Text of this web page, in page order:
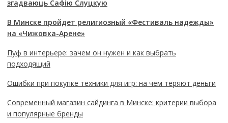
згадваюць Сафію Слуцкую
В Минске пройдет религиозный «Фестиваль надежды»
на «Чижовка-Арене»
Пуф в интерьере: зачем он нужен и как выбрать
подходящий
Ошибки при покупке техники для игр: на чем теряют деньги
Современный магазин сайдинга в Минске: критерии выбора
и популярные бренды